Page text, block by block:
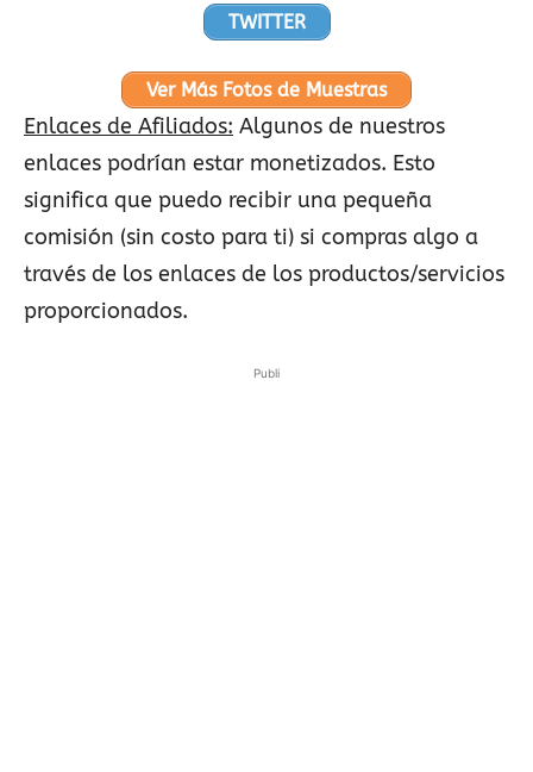
TWITTER
Ver Más Fotos de Muestras
Enlaces de Afiliados: Algunos de nuestros
enlaces podrían estar monetizados. Esto
significa que puedo recibir una pequeña
comisión (sin costo para ti) si compras algo a
través de los enlaces de los productos/servicios
proporcionados.
Publi